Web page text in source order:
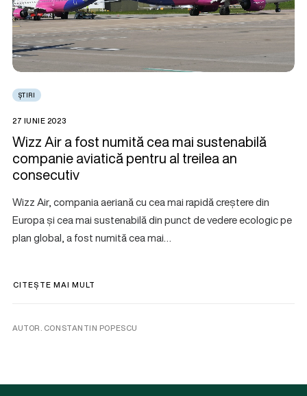
ȘTIRI
27 IUNIE 2023
Wizz Air a fost numită cea mai sustenabilă
companie aviatică pentru al treilea an
consecutiv
Wizz Air, compania aeriană cu cea mai rapidă creștere din
Europa și cea mai sustenabilă din punct de vedere ecologic pe
plan global, a fost numită cea mai…
CITEȘTE MAI MULT
AUTOR. CONSTANTIN POPESCU